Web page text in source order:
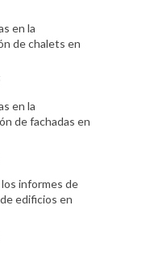
en la
de chalets en
en la
de fachadas en
informes de
edificios en